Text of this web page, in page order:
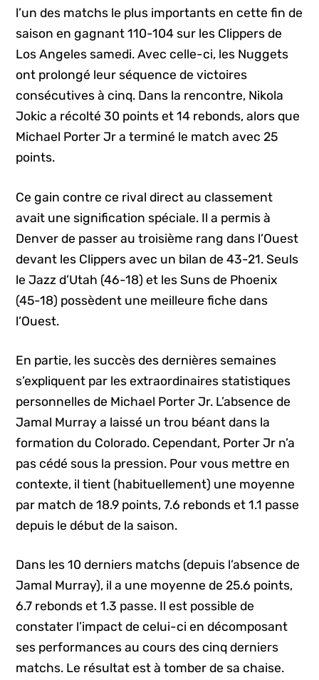
l’un des matchs le plus importants en cette fin de
saison en gagnant 110-104 sur les Clippers de
Los Angeles samedi. Avec celle-ci, les Nuggets
ont prolongé leur séquence de victoires
consécutives à cinq. Dans la rencontre, Nikola
Jokic a récolté 30 points et 14 rebonds, alors que
Michael Porter Jr a terminé le match avec 25
points.
Ce gain contre ce rival direct au classement
avait une signification spéciale. Il a permis à
Denver de passer au troisième rang dans l’Ouest
devant les Clippers avec un bilan de 43-21. Seuls
le Jazz d’Utah (46-18) et les Suns de Phoenix
(45-18) possèdent une meilleure fiche dans
l’Ouest.
En partie, les succès des dernières semaines
s’expliquent par les extraordinaires statistiques
personnelles de Michael Porter Jr. L’absence de
Jamal Murray a laissé un trou béant dans la
formation du Colorado. Cependant, Porter Jr n’a
pas cédé sous la pression. Pour vous mettre en
contexte, il tient (habituellement) une moyenne
par match de 18.9 points, 7.6 rebonds et 1.1 passe
depuis le début de la saison.
Dans les 10 derniers matchs (depuis l’absence de
Jamal Murray), il a une moyenne de 25.6 points,
6.7 rebonds et 1.3 passe. Il est possible de
constater l’impact de celui-ci en décomposant
ses performances au cours des cinq derniers
matchs. Le résultat est à tomber de sa chaise.